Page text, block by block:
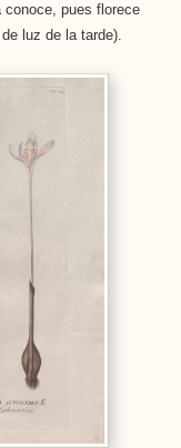
conoce, pues florece
luz de la tarde).